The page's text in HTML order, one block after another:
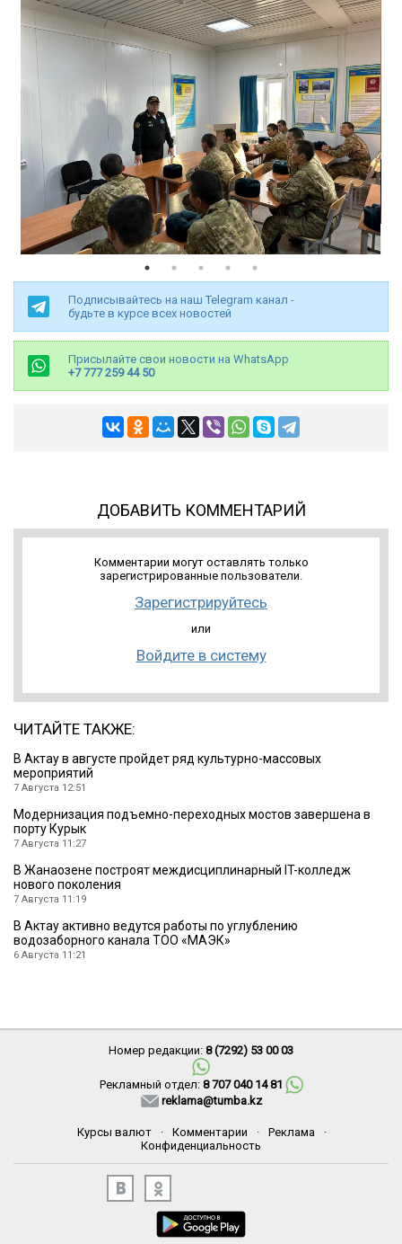
Подписывайтесь на наш Telegram канал -
будьте в курсе всех новостей
Присылайте свои новости на WhatsApp
+7 777 259 44 50
ДОБАВИТЬ КОММЕНТАРИЙ
Комментарии могут оставлять только
зарегистрированные пользователи.
Зарегистрируйтесь
или
Войдите в систему
ЧИТАЙТЕ ТАКЖЕ:
В Актау в августе пройдет ряд культурно-массовых
мероприятий
7 Августа 12:51
Модернизация подъемно-переходных мостов завершена в
порту Курык
7 Августа 11:27
В Жанаозене построят междисциплинарный IT-колледж
нового поколения
7 Августа 11:19
В Актау активно ведутся работы по углублению
водозаборного канала ТОО «МАЭК»
6 Августа 11:21
Номер редакции: 8 (7292) 53 00 03
Рекламный отдел: 8 707 040 14 81
reklama@tumba.kz
Курсы валют · Комментарии · Реклама
·
Конфиденциальность